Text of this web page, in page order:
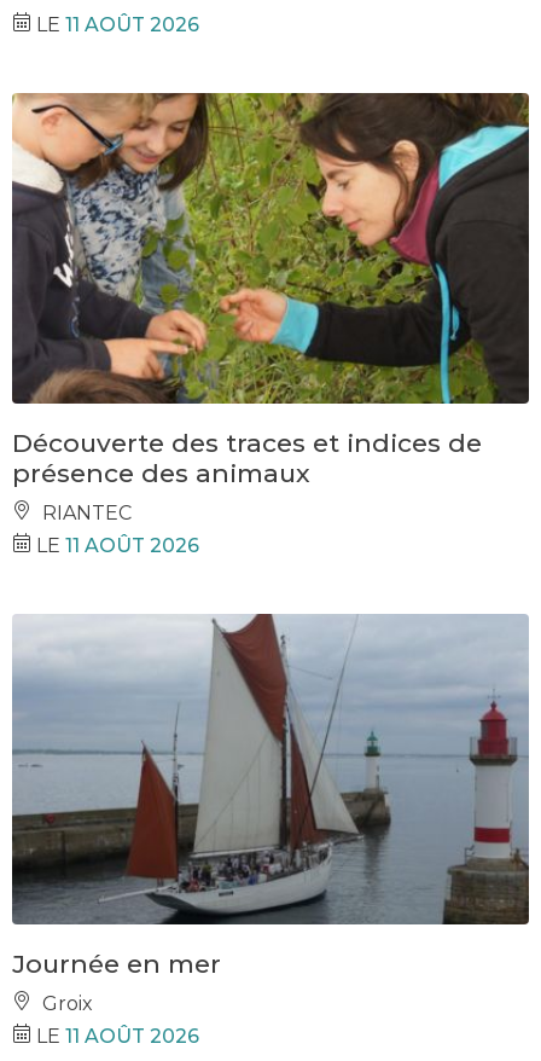
LE 11 AOÛT 2026
Découverte des traces et indices de
présence des animaux
RIANTEC
LE 11 AOÛT 2026
Journée en mer
Groix
LE 11 AOÛT 2026